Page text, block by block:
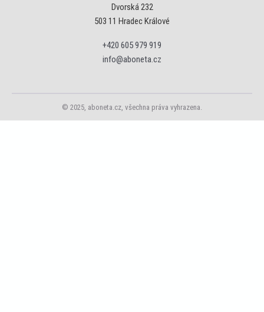
Dvorská 232
503 11 Hradec Králové
+420 605 979 919
info@aboneta.cz
© 2025, aboneta.cz, všechna práva vyhrazena.